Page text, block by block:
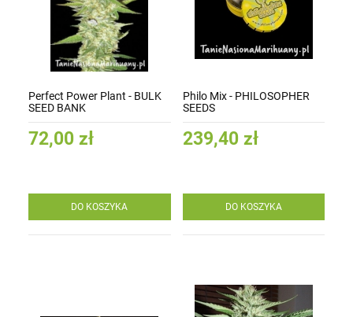
Perfect Power Plant - BULK
SEED BANK
72,00 zł
DO KOSZYKA
Philo Mix - PHILOSOPHER
SEEDS
239,40 zł
DO KOSZYKA